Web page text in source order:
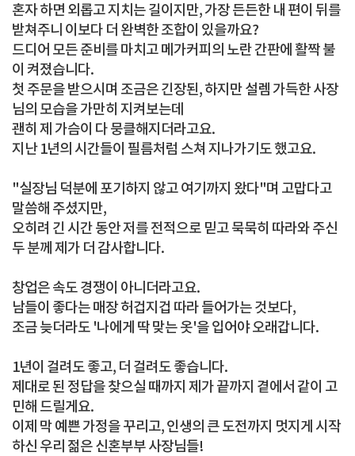
혼자 하면 외롭고 지치는 길이지만, 가장 든든한 내 편이 뒤를
받쳐주니 이보다 더 완벽한 조합이 있을까요?
드디어 모든 준비를 마치고 메가커피의 노란 간판에 활짝 불
이 켜졌습니다.
첫 주문을 받으시며 조금은 긴장된, 하지만 설렘 가득한 사장
님의 모습을 가만히 지켜보는데
괜히 제 가슴이 다 뭉클해지더라고요.
지난 1년의 시간들이 필름처럼 스쳐 지나가기도 했고요.
"실장님 덕분에 포기하지 않고 여기까지 왔다"며 고맙다고
말씀해 주셨지만,
오히려 긴 시간 동안 저를 전적으로 믿고 묵묵히 따라와 주신
두 분께 제가 더 감사합니다.
창업은 속도 경쟁이 아니더라고요.
남들이 좋다는 매장 허겁지겁 따라 들어가는 것보다,
조금 늦더라도 '나에게 딱 맞는 옷'을 입어야 오래갑니다.
1년이 걸려도 좋고, 더 걸려도 좋습니다.
제대로 된 정답을 찾으실 때까지 제가 끝까지 곁에서 같이 고
민해 드릴게요.
이제 막 예쁜 가정을 꾸리고, 인생의 큰 도전까지 멋지게 시작
하신 우리 젊은 신혼부부 사장님들!